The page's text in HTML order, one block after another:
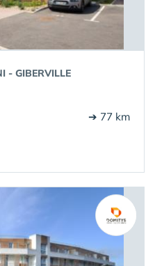
- GIBERVILLE
➔ 77 km